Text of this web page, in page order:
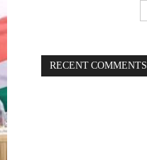
RECENT COMMENTS